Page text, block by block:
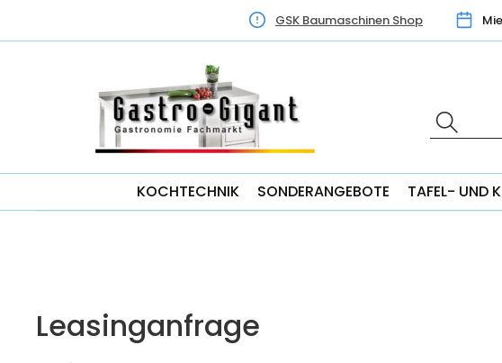
GSK Baumaschinen Shop
KOCHTECHNIK SONDERANGEBOTE TAFEL- UND
Leasinganfrage